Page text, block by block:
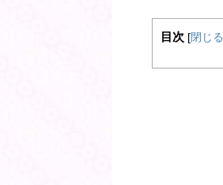
目次 [閉じる